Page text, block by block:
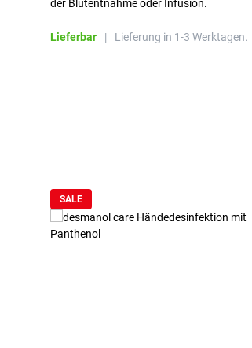
der Blutentnahme oder Infusion.
Lieferbar | Lieferung in 1-3 Werktagen.
SALE